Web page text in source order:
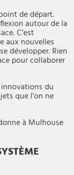
de départ.
autour de la
C’est
aux nouvelles
développer. Rien
pour collaborer
du
que l’on ne
à Mulhouse